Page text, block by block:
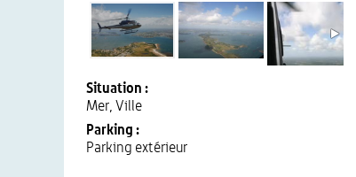
Situation :
Mer, Ville
Parking :
Parking extérieur